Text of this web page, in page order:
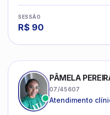
SESSÃO
R$ 90
PÂMELA
07/45607
Atendimento